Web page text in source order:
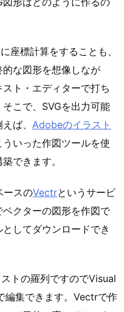
座標計算をすることも、
な図形を想像しなが
ト・エディターで打ち
こで、SVGを出力可能
ば、 Adobeのイラスト
ういった作図ツールを使
できます。
ースのVectrというサービ
クターの図形を作図で
してダウンロードでき
トの羅列ですのでVisual
編集できます。Vectrで作